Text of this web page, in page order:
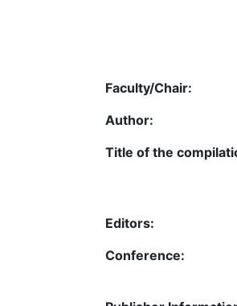
Faculty/Chair:
Author:
Title of the
Editors:
Conference: